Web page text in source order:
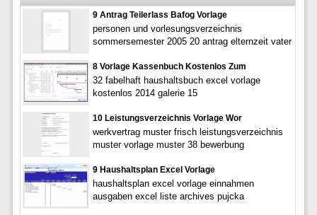
9 Antrag Teilerlass Bafog Vorlage
personen und vorlesungsverzeichnis
sommersemester 2005 20 antrag elternzeit vater
8 Vorlage Kassenbuch Kostenlos Zum
32 fabelhaft haushaltsbuch excel vorlage
kostenlos 2014 galerie 15
10 Leistungsverzeichnis Vorlage Wor
werkvertrag muster frisch leistungsverzeichnis
muster vorlage muster 38 bewerbung
9 Haushaltsplan Excel Vorlage
haushaltsplan excel vorlage einnahmen
ausgaben excel liste archives pujcka